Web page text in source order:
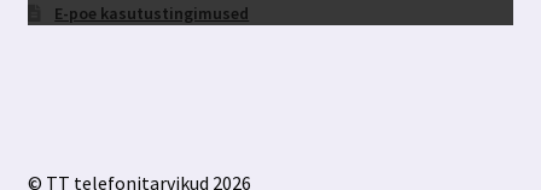
E-poe kasutustingimused
© TT telefonitarvikud 2026